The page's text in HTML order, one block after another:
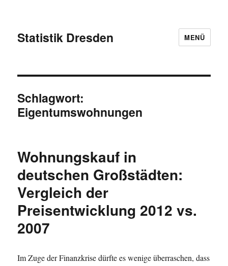
Statistik Dresden MENÜ
Schlagwort:
Eigentumswohnungen
Wohnungskauf in
deutschen Großstädten:
Vergleich der
Preisentwicklung 2012 vs.
2007
Im Zuge der Finanzkrise dürfte es wenige überraschen, dass